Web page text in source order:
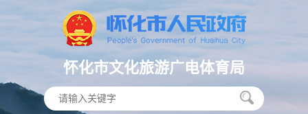
怀化市文化旅游广电体育局